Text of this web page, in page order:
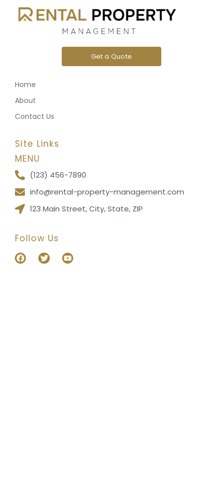
Get a Quote
Home
About
Contact Us
Site Links
MENU
(123) 456-7890
info@rental-property-management.com
123 Main Street, City, State, ZIP
Follow Us